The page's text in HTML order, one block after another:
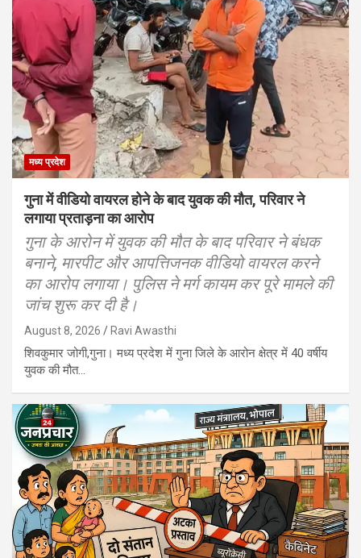
मध्य प्रदेश
गुना में वीडियो वायरल होने के बाद युवक की मौत, परिवार ने
लगाया प्रताड़ना का आरोप
गुना के आरोन में युवक की मौत के बाद परिवार ने बंधक
बनाने, मारपीट और आपत्तिजनक वीडियो वायरल करने
का आरोप लगाया। पुलिस ने मर्ग कायम कर पूरे मामले की
जांच शुरू कर दी है।
August 8, 2026 Ravi Awasthi
शिवकुमार जोगी,गुना। मध्य प्रदेश में गुना जिले के आरोन क्षेत्र में 40 वर्षीय
युवक की मौत…